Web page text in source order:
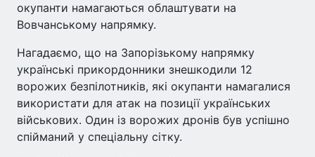
окупанти намагаються облаштувати на
Вовчанському напрямку.
Нагадаємо, що на Запорізькому напрямку
українські прикордонники знешкодили 12
ворожих безпілотників, які окупанти намагалися
використати для атак на позиції українських
військових. Один із ворожих дронів був успішно
спійманий у спеціальну сітку.